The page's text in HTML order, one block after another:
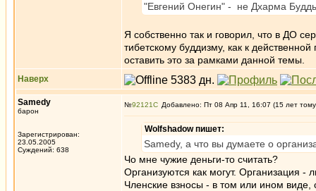
"Евгений Онегин" - не Дхарма
Я собственно так и говорил, что в ДО
тибетскому буддизму, как к
оставить это за рамками данной темы.
Наверх
Samedy
барон
Зарегистрирован:
23.05.2005
Суждений: 638
№92121 Добавлено: Пт 08 Апр 11, 16:07 (15 лет
Wolfshadow пишет:
Samedy, а что вы думаете о
Чо мне чужие деньги-то считать?
Организуются как могут. Организация -
Членские взносы - в том или ином